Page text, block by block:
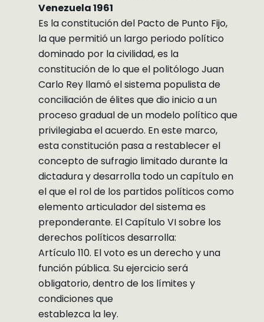
Venezuela 1961
Es la constitución del Pacto de Punto Fijo,
la que permitió un largo periodo político
dominado por la civilidad, es la
constitución de lo que el politólogo Juan
Carlo Rey llamó el sistema populista de
conciliación de élites que dio inicio a un
proceso gradual de un modelo político que
privilegiaba el acuerdo. En este marco,
esta constitución pasa a restablecer el
concepto de sufragio limitado durante la
dictadura y desarrolla todo un capítulo en
el que el rol de los partidos políticos como
elemento articulador del sistema es
preponderante. El Capítulo VI sobre los
derechos políticos desarrolla:
Artículo 110. El voto es un derecho y una
función pública. Su ejercicio será
obligatorio, dentro de los límites y
condiciones que
establezca la ley.